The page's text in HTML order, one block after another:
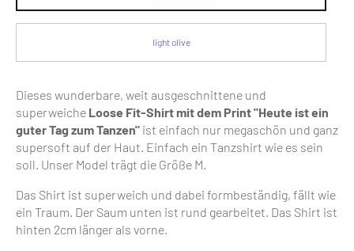
light olive
Dieses wunderbare, weit ausgeschnittene und
superweiche Loose Fit-Shirt mit dem Print "Heute ist ein
guter Tag zum Tanzen" ist einfach nur megaschön und ganz
supersoft auf der Haut. Einfach ein Tanzshirt wie es sein
soll. Unser Model trägt die Größe M.
Das Shirt ist superweich und dabei formbeständig, fällt wie
ein Traum. Der Saum unten ist rund gearbeitet. Das Shirt ist
hinten 2cm länger als vorne.